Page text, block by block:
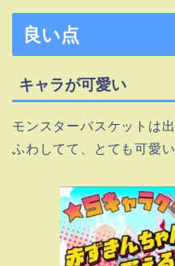
良い点
キャラが可愛い
モンスターバスケットは
ふわしてて、とても可愛い